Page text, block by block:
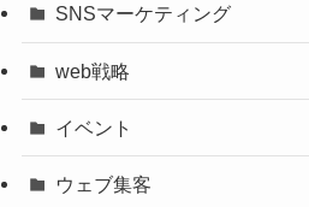
SNSマーケティング
web戦略
イベント
ウェブ集客